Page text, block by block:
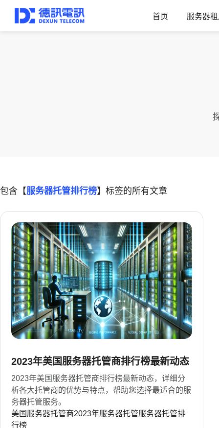
首页 服务器
包含【服务器托管排行榜】标签的所有文章
2023年美国服务器托管商排行榜最新动态
2023年美国服务器托管商排行榜最新动态，详细分
析各大托管商的优势与特点，帮助您选择最适合的服
务器托管服务。
美国服务器托管商2023年服务器托管服务器托管排
行榜